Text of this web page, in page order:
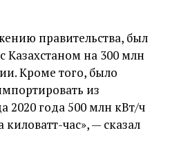
правительства, был
Казахстаном на 300 млн
Кроме того, было
из
2020 года 500 млн кВт/ч
киловатт-час», — сказал